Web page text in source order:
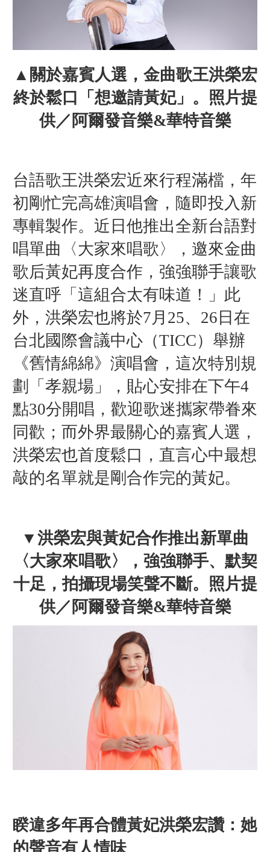
▲關於嘉賓人選，金曲歌王洪榮宏
終於鬆口「想邀請黃妃」。照片提
供／阿爾發音樂&華特音樂
台語歌王洪榮宏近來行程滿檔，年
初剛忙完高雄演唱會，隨即投入新
專輯製作。近日他推出全新台語對
唱單曲〈大家來唱歌〉，邀來金曲
歌后黃妃再度合作，強強聯手讓歌
迷直呼「這組合太有味道！」此
外，洪榮宏也將於7月25、26日在
台北國際會議中心（TICC）舉辦
《舊情綿綿》演唱會，這次特別規
劃「孝親場」，貼心安排在下午4
點30分開唱，歡迎歌迷攜家帶眷來
同歡；而外界最關心的嘉賓人選，
洪榮宏也首度鬆口，直言心中最想
敲的名單就是剛合作完的黃妃。
▼洪榮宏與黃妃合作推出新單曲
〈大家來唱歌〉，強強聯手、默契
十足，拍攝現場笑聲不斷。照片提
供／阿爾發音樂&華特音樂
睽違多年再合體黃妃洪榮宏讚：她
的聲音有人情味